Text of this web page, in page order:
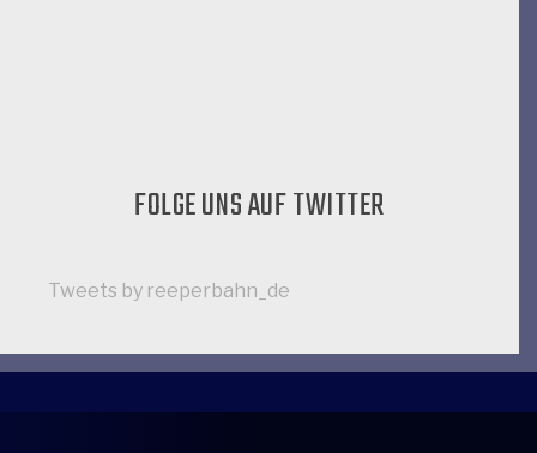
FOLGE UNS AUF TWITTER
Tweets by reeperbahn_de